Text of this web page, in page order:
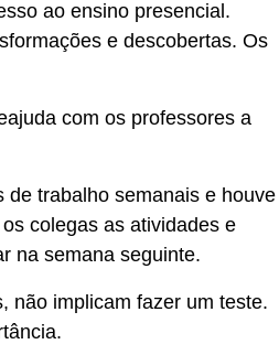
ao ensino presencial.
e descobertas. Os
com os professores a
de trabalho semanais e houve
colegas as atividades e
na semana seguinte.
não implicam fazer um teste.